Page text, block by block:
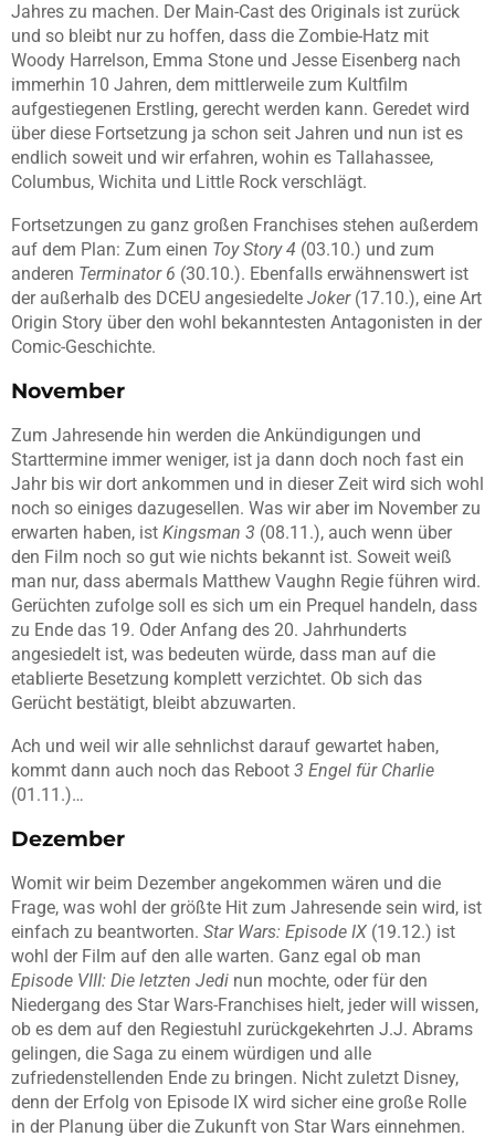
Jahres zu machen. Der Main-Cast des Originals ist zurück
und so bleibt nur zu hoffen, dass die Zombie-Hatz mit
Woody Harrelson, Emma Stone und Jesse Eisenberg nach
immerhin 10 Jahren, dem mittlerweile zum Kultfilm
aufgestiegenen Erstling, gerecht werden kann. Geredet wird
über diese Fortsetzung ja schon seit Jahren und nun ist es
endlich soweit und wir erfahren, wohin es Tallahassee,
Columbus, Wichita und Little Rock verschlägt.
Fortsetzungen zu ganz großen Franchises stehen außerdem
auf dem Plan: Zum einen Toy Story 4 (03.10.) und zum
anderen Terminator 6 (30.10.). Ebenfalls erwähnenswert ist
der außerhalb des DCEU angesiedelte Joker(17.10.), eine Art
Origin Story über den wohl bekanntesten Antagonisten in der
Comic-Geschichte.
November
Zum Jahresende hin werden die Ankündigungen und
Starttermine immer weniger, ist ja dann doch noch fast ein
Jahr bis wir dort ankommen und in dieser Zeit wird sich wohl
noch so einiges dazugesellen. Was wir aber im November zu
erwarten haben, ist Kingsman 3 (08.11.), auch wenn über
den Film noch so gut wie nichts bekannt ist. Soweit weiß
man nur, dass abermals Matthew Vaughn Regie führen wird.
Gerüchten zufolge soll es sich um ein Prequel handeln, dass
zu Ende das 19. Oder Anfang des 20. Jahrhunderts
angesiedelt ist, was bedeuten würde, dass man auf die
etablierte Besetzung komplett verzichtet. Ob sich das
Gerücht bestätigt, bleibt abzuwarten.
Ach und weil wir alle sehnlichst darauf gewartet haben,
kommt dann auch noch das Reboot 3 Engel für Charlie
(01.11.)…
Dezember
Womit wir beim Dezember angekommen wären und die
Frage, was wohl der größte Hit zum Jahresende sein wird, ist
einfach zu beantworten. Star Wars: Episode IX (19.12.) ist
wohl der Film auf den alle warten. Ganz egal ob man
Episode VIII: Die letzten Jedi nun mochte, oder für den
Niedergang des Star Wars-Franchises hielt, jeder will wissen,
ob es dem auf den Regiestuhl zurückgekehrten J.J. Abrams
gelingen, die Saga zu einem würdigen und alle
zufriedenstellenden Ende zu bringen. Nicht zuletzt Disney,
denn der Erfolg von Episode IX wird sicher eine große Rolle
in der Planung über die Zukunft von Star Wars einnehmen.